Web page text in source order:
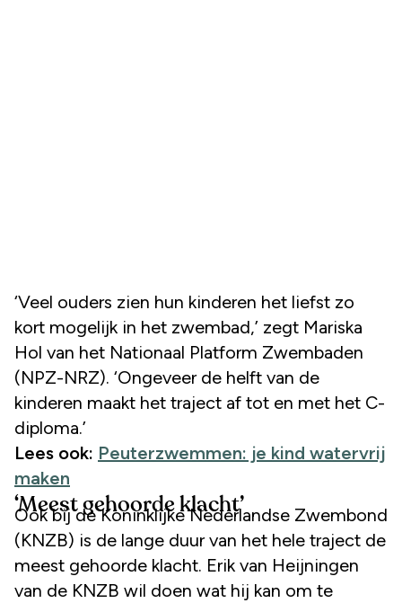
‘Veel ouders zien hun kinderen het liefst zo
kort mogelijk in het zwembad,’ zegt Mariska
Hol van het Nationaal Platform Zwembaden
(NPZ-NRZ). ‘Ongeveer de helft van de
kinderen maakt het traject af tot en met het C-
diploma.’
Lees ook: Peuterzwemmen: je kind watervrij
maken
‘Meest gehoorde klacht’
Ook bij de Koninklijke Nederlandse Zwembond
(KNZB) is de lange duur van het hele traject de
meest gehoorde klacht. Erik van Heijningen
van de KNZB wil doen wat hij kan om te